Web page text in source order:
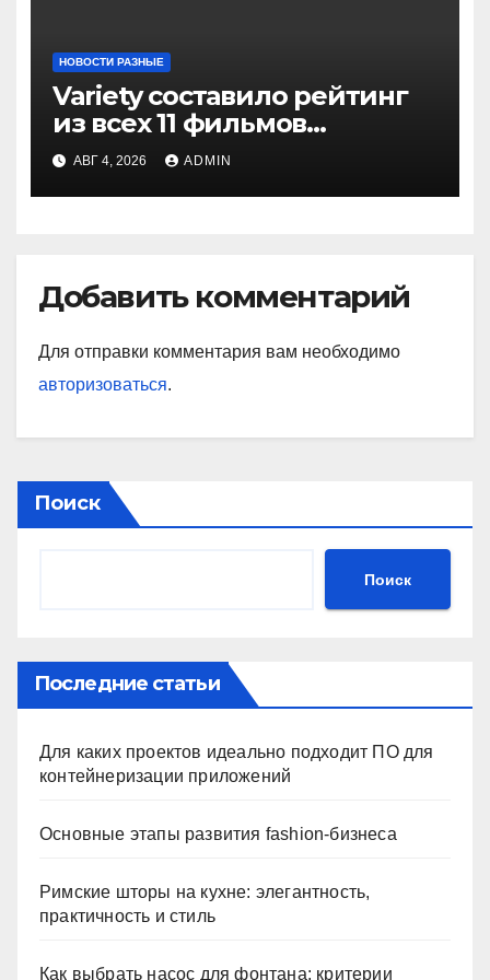
НОВОСТИ РАЗНЫЕ
Variety составило рейтинг
из всех 11 фильмов
о Человеке-пауке — от
худшего к лучшему
АВГ 4, 2026 ADMIN
Добавить комментарий
Для отправки комментария вам необходимо
авторизоваться.
Поиск
Поиск
Последние статьи
Для каких проектов идеально подходит ПО для
контейнеризации приложений
Основные этапы развития fashion-бизнеса
Римские шторы на кухне: элегантность,
практичность и стиль
Как выбрать насос для фонтана: критерии